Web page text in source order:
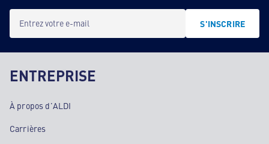
Entrez votre e-mail S'INSCRIRE
ENTREPRISE
À propos d'ALDI
Carrières